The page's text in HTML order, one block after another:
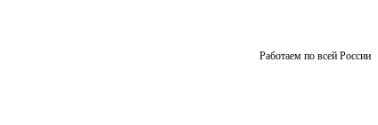
Работаем по всей России